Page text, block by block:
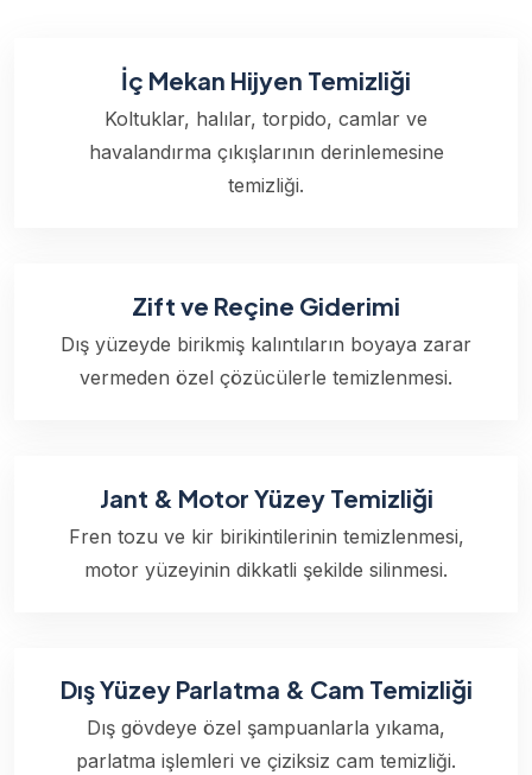
İç Mekan Hijyen Temizliği
Koltuklar, halılar, torpido, camlar ve
havalandırma çıkışlarının derinlemesine
temizliği.
Zift ve Reçine Giderimi
Dış yüzeyde birikmiş kalıntıların boyaya zarar
vermeden özel çözücülerle temizlenmesi.
Jant & Motor Yüzey Temizliği
Fren tozu ve kir birikintilerinin temizlenmesi,
motor yüzeyinin dikkatli şekilde silinmesi.
Dış Yüzey Parlatma & Cam Temizliği
Dış gövdeye özel şampuanlarla yıkama,
parlatma işlemleri ve çiziksiz cam temizliği.